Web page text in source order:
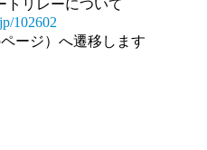
トリレーについて
102602
ージ）へ遷移します